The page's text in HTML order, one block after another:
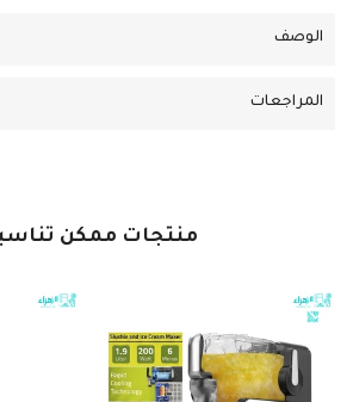
الوصف
المراجعات
منتجات ممكن